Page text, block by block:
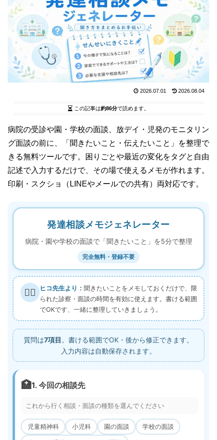
2026.07.01 2026.08.04
この記事は約86分で読めます。
病院の受診や園・学校の面談、放デイ・児発のモニタリン
グ面談の前に、「聞きたいこと・伝えたいこと」を整理で
きる無料ツールです。困りごとや最近の変化をタグと自由
記述で入力するだけで、その場で使えるメモが作れます。
印刷・スクショ（LINEやメールでの共有）両対応です。